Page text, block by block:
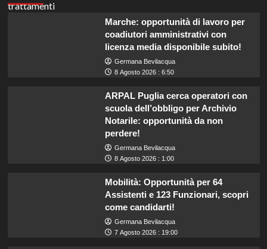
Marche: opportunità di lavoro per
coadiutori amministrativi con
licenza media disponibile subito!
Germana Bevilacqua
8 Agosto 2026 : 6:50
ARPAL Puglia cerca operatori con
scuola dell’obbligo per Archivio
Notarile: opportunità da non
perdere!
Germana Bevilacqua
8 Agosto 2026 : 1:00
Mobilità: Opportunità per 64
Assistenti e 123 Funzionari, scopri
come candidarti!
Germana Bevilacqua
7 Agosto 2026 : 19:00